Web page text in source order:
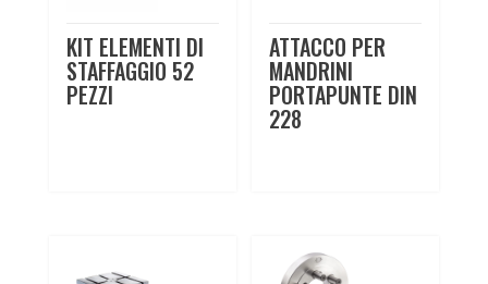
KIT ELEMENTI DI
STAFFAGGIO 52
PEZZI
ATTACCO PER
MANDRINI
PORTAPUNTE DIN
228